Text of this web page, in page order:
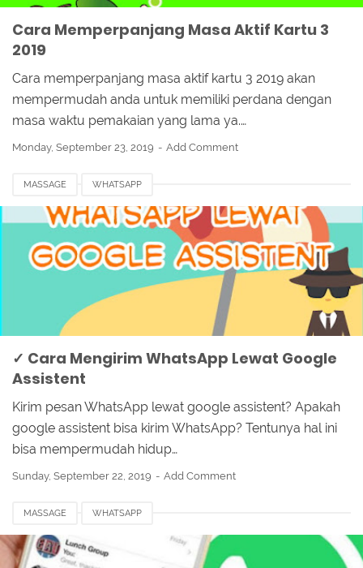
Cara Memperpanjang Masa Aktif Kartu 3
2019
Cara memperpanjang masa aktif kartu 3 2019 akan
mempermudah anda untuk memiliki perdana dengan
masa waktu pemakaian yang lama ya.…
Monday, September 23, 2019 Add Comment
MASSAGE WHATSAPP
✓ Cara Mengirim WhatsApp Lewat Google
Assistent
Kirim pesan WhatsApp lewat google assistent? Apakah
google assistent bisa kirim WhatsApp? Tentunya hal ini
bisa mempermudah hidup…
Sunday, September 22, 2019 Add Comment
MASSAGE WHATSAPP